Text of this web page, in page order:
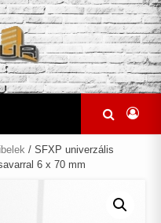
/ SFXP univerzális
6 x 70 mm